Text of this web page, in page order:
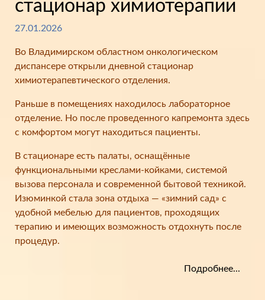
стационар химиотерапии
27.01.2026
Во Владимирском областном онкологическом
диспансере открыли дневной стационар
химиотерапевтического отделения.
Раньше в помещениях находилось лабораторное
отделение. Но после проведенного капремонта здесь
с комфортом могут находиться пациенты.
В стационаре есть палаты, оснащённые
функциональными креслами-койками, системой
вызова персонала и современной бытовой техникой.
Изюминкой стала зона отдыха — «зимний сад» с
удобной мебелью для пациентов, проходящих
терапию и имеющих возможность отдохнуть после
процедур.
Подробнее...